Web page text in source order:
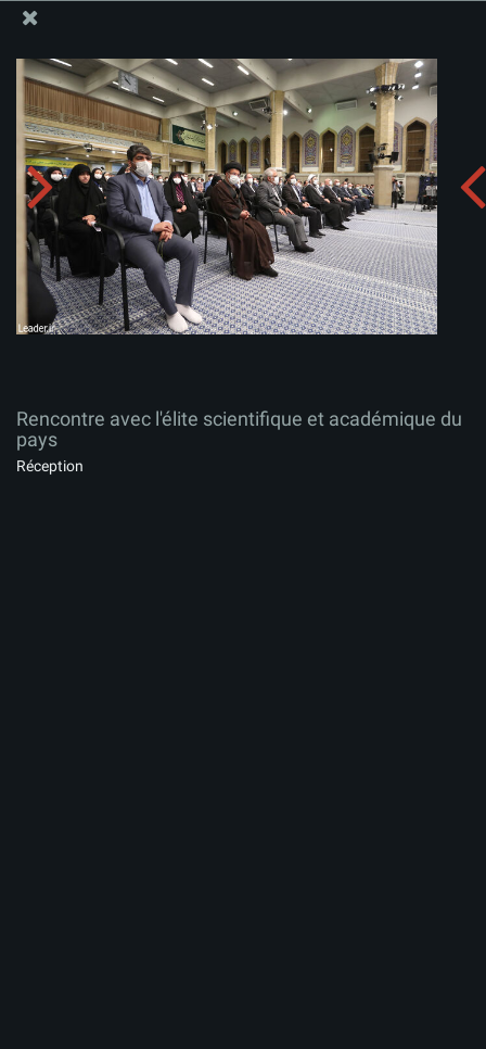
Rencontre avec l'élite scientifique et académique du
pays
Télécharger l'album:
Rencontre avec l'élite scientifique et académique du
pays
Réception